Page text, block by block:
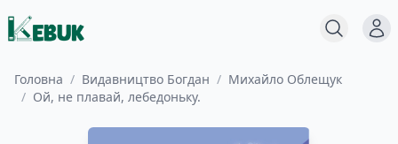
Пошук
Головна / Видавництво Богдан / Михайло Облещук
/ Ой, не плавай, лебедоньку.